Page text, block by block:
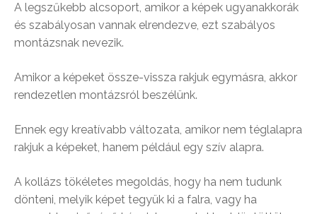
A legszűkebb alcsoport, amikor a képek ugyanakkorák
és szabályosan vannak elrendezve, ezt szabályos
montázsnak nevezik.
Amikor a képeket össze-vissza rakjuk egymásra, akkor
rendezetlen montázsról beszélünk.
Ennek egy kreatívabb változata, amikor nem téglalapra
rakjuk a képeket, hanem például egy szív alapra.
A kollázs tökéletes megoldás, hogy ha nem tudunk
dönteni, melyik képet tegyük ki a falra, vagy ha